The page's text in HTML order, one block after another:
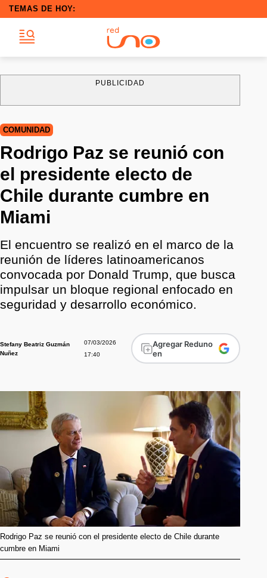
TEMAS DE HOY:
PUBLICIDAD
COMUNIDAD
Rodrigo Paz se reunió con
el presidente electo de
Chile durante cumbre en
Miami
El encuentro se realizó en el marco de la
reunión de líderes latinoamericanos
convocada por Donald Trump, que busca
impulsar un bloque regional enfocado en
seguridad y desarrollo económico.
Stefany Beatriz Guzmán
Nuñez
07/03/2026
17:40
Agregar Reduno
en
Rodrigo Paz se reunió con el presidente electo de Chile durante
cumbre en Miami